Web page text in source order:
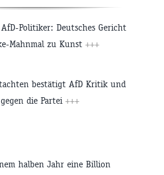
Politiker: Deutsches Gericht
Mahnmal zu Kunst +++
bestätigt AfD Kritik und
die Partei +++
halben Jahr eine Billion